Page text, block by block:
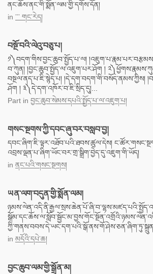
ནང་ཆོས་ནང་གི་སྨོན་ལམ་གྱི་དགོས་དོན།
in ་་་ གང་རེད།
བསྔོ་བའི་ལེའུ་བཅུ་པ།
༡༽བདག་གིས་བྱང་ཆུབ་སྤྱོད་པ་ལ།
བ་ཀུན། །བྱང་ཆུབ་སྤྱོད་ལ་འཇུག་པར་ཤོག །
བསྔལ་ནད་པ་ཇི་སྙེད་པ། །དེ་དག་བདག་གི་བསོད་ནམས་ཀྱིས།
ཤོག ། ༣༽དེ་དག་འཁོར་བ་ཇི་སྲིད་དུ།...
Part in བྱང་ཆུབ་སེམས་དཔའི་སྤྱོད་པ་ལ་འཇུག་པ།
གསང་སྔགས་ཀྱི་དབང་ཞུ་བར་བསླབ་བྱ།
དབང་ཞིག་ཇི་ལྟར་འཐོབ་པའི་ཐབས་ཚུལ་དེས།
འབྲས་ལྡན་པ་ཞིག་ཡོང་བར་གྲ་སྒྲིག་བྱེད་དུ་འཇུག་གི་ཡོད།
in ནང་པའི་གསང་སྔགས།
ཡན་ལག་བདུན་གྱི་སྨོན་ལམ།
in མདོའི་དཔེ་ཆ།
བྱང་ཆུབ་ལམ་གྱི་སྒྲོན་མ།